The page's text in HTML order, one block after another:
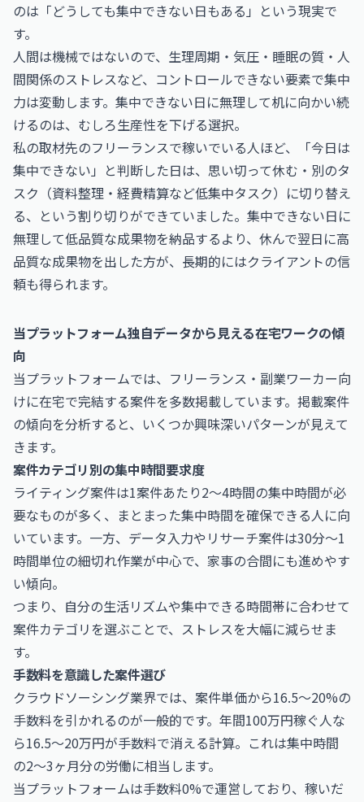
のは「どうしても集中できない日もある」という現実で
す。
人間は機械ではないので、生理周期・気圧・睡眠の質・人
間関係のストレスなど、コントロールできない要素で集中
力は変動します。集中できない日に無理して机に向かい続
けるのは、むしろ生産性を下げる選択。
私の取材先のフリーランスで稼いでいる人ほど、「今日は
集中できない」と判断した日は、思い切って休む・別のタ
スク（資料整理・経費精算など低集中タスク）に切り替え
る、という割り切りができていました。集中できない日に
無理して低品質な成果物を納品するより、休んで翌日に高
品質な成果物を出した方が、長期的にはクライアントの信
頼も得られます。
当プラットフォーム独自データから見える在宅ワークの傾
向
当プラットフォームでは、フリーランス・副業ワーカー向
けに在宅で完結する案件を多数掲載しています。掲載案件
の傾向を分析すると、いくつか興味深いパターンが見えて
きます。
案件カテゴリ別の集中時間要求度
ライティング案件は1案件あたり2〜4時間の集中時間が必
要なものが多く、まとまった集中時間を確保できる人に向
いています。一方、データ入力やリサーチ案件は30分〜1
時間単位の細切れ作業が中心で、家事の合間にも進めやす
い傾向。
つまり、自分の生活リズムや集中できる時間帯に合わせて
案件カテゴリを選ぶことで、ストレスを大幅に減らせま
す。
手数料を意識した案件選び
クラウドソーシング業界では、案件単価から16.5〜20%の
手数料を引かれるのが一般的です。年間100万円稼ぐ人な
ら16.5〜20万円が手数料で消える計算。これは集中時間
の2〜3ヶ月分の労働に相当します。
当プラットフォームは手数料0%で運営しており、稼いだ